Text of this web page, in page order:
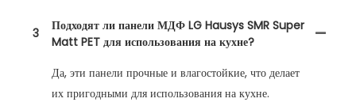
3
Подходят ли панели МДФ LG Hausys SMR Super
Matt PET для использования на кухне?
Да, эти панели прочные и влагостойкие, что делает
их пригодными для использования на кухне.